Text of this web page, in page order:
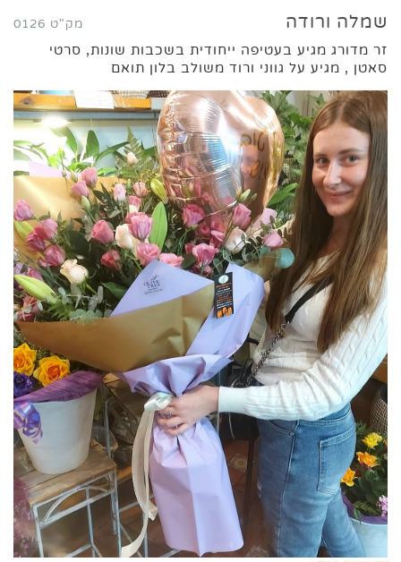
שמלה ורודה מק"ט 0126
זר מדורג מגיע בעטיפה ייחודית בשכבות שונות, סרטי
סאטן , מגיע על גווני ורוד משולב בלון תואם